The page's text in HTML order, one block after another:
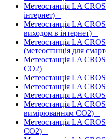
Метеостанція LA
інтернет)
Метеостанція LA
виходом в інтернет)
Метеостанція LA
(метеостанція для
Метеостанція LA
CO2)
Метеостанція LA
Метеостанція LA
Метеостанція LA
Метеостанція LA
вимірюванням CO2)
Метеостанція LA
CO2)